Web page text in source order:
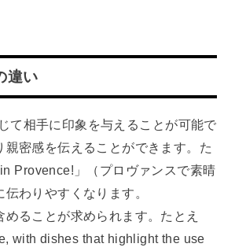
違い
て相手に印象を与えることが可能で
密感を伝えることができます。た
Provence!」（プロヴァンスで素晴
わりやすくなります。
ることが求められます。たとえ
with dishes that highlight the use